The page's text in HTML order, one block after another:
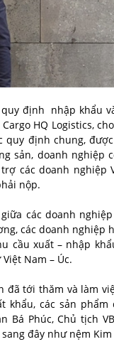
định nhập khẩu
HQ Logistics,
định chung,
sản, doanh nghiệp
các doanh nghiệp
nộp.
các doanh
các doanh nghiệp
cầu xuất – nhập
Nam – Úc.
đã tới thăm và làm
khẩu, các sản
Bá Phúc, Chủ tịch
đây như nệm